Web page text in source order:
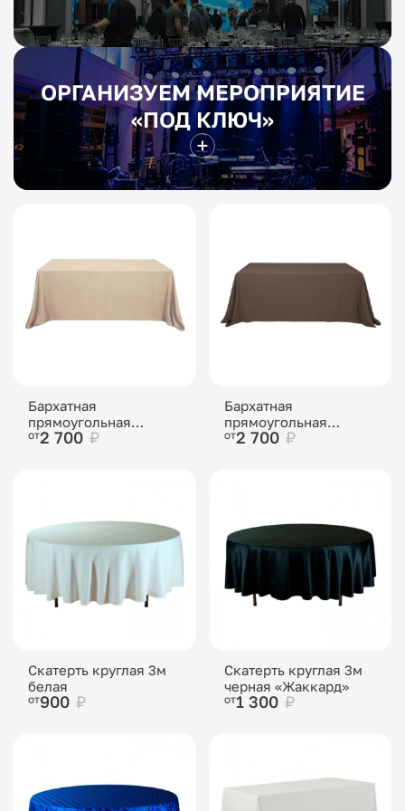
ОРГАНИЗУЕМ МЕРОПРИЯТИЕ
«ПОД КЛЮЧ»
Бархатная
прямоугольная
скатерть Бежевая
от2 700 ₽
Бархатная
прямоугольная
скатерть Темный
от2 700 ₽
Скатерть круглая 3м
белая
от900 ₽
Скатерть круглая 3м
черная «Жаккард»
от1 300 ₽